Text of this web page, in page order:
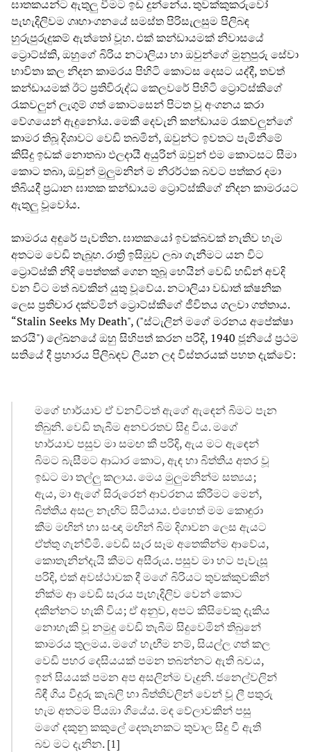
ඝාතකයන්ට ඇතුලු වීමට ඉඩ දුන්නේය. තුවක්කුකරුවෝ
පැහැදිලිවම ගෘහාංගනයේ සමස්ත පිරිසැලසුම පිලිබඳ
හුරුපුරුදුකම් ඇත්තෝ වූහ. එක් කන්ඩායමක් නිවාසයේ
ට්‍රොට්ස්කි, ඔහුගේ බිරිය නටාලියා හා ඔවුන්ගේ මුනුපුරු සේවා
භාවිතා කල නිදන කාමරය පිහිටි කොටස දෙසට යද්දී, තවත්
කන්ඩායමක් ඊට ප්‍රතිවිරුද්ධ කෙලවරේ පිහිටි ට්‍රොට්ස්කිගේ
රැකවලුන් ලැගුම් ගත් කොටසෙන් පිටත වූ අංගනය කරා
වේගයෙන් ඇදුනෝය. මෙකී දෙවැනි කන්ඩායම රැකවලුන්ගේ
කාමර තිබූ දිශාවට වෙඩි තබමින්, ඔවුන්ට ඉවතට පැමිනීමේ
කිසිදු ඉඩක් නොතබා ඵලදායී අයුරින් ඔවුන් එම කොටසට සීමා
කොට තබා, ඔවුන් මුලුමනින් ම නිරර්ථක බවට පත්කර දමා
තිබියදී ප්‍රධාන ඝාතක කන්ඩායම ට්‍රොට්ස්කිගේ නිදන කාමරයට
ඇතුලු වූවෝය.
කාමරය අඳුරේ පැවතින. ඝාතකයෝ ඉවක්බවක් නැතිව හැම
අතටම වෙඩි තැබූහ. රාත්‍රි ඉසිඹුව ලබා ගැනීමට යන විට
ට්‍රොට්ස්කි නිදි පෙත්තක් ගෙන තුබූ හෙයින් වෙඩි හඬින් අවදි
වන විට මත් බවකින් යුතු වූවේය. නටාලියා වඩාත් ක්ෂනික
ලෙස ප්‍රතිචාර දක්වමින් ට්‍රොට්ස්කිගේ ජීවිතය ගලවා ගත්තාය.
“Stalin Seeks My Death", ("ස්ටැලින් මගේ මරනය අපේක්ෂා
කරයි") ලේඛනයේ ඔහු සිහිපත් කරන පරිදි, 1940 ජූනියේ ප්‍රථම
සතියේ දී ප්‍රහාරය පිලිබඳව ලියන ලද විස්තරයක් පහත දැක්වේ:
මගේ භාර්යාව ඒ වනවිටත් ඇගේ ඇඳෙන් බිමට පැන
තිබුනි. වෙඩි තැබීම අනවරතව සිදු විය. මගේ
භාර්යාව පසුව මා සමඟ කී පරිදි, ඇය මට ඇඳෙන්
බිමට බැසීමට ආධාර කොට, ඇඳ හා බිත්තිය අතර වූ
ඉඩට මා තල්ලු කලාය. මෙය මුලුමනින්ම සත්‍යය;
ඇය, මා ඇගේ සිරුරෙන් ආවරනය කිරීමට මෙන්,
බිත්තිය අසල නැඟිට සිටියාය. එහෙත් මම කොඳුරා
කීම මඟින් හා සංඥා මඟින් බිම දිගාවන ලෙස ඇයට
ඒත්තු ගැන්වීමි. වෙඩි සැර සෑම අතෙකින්ම ආවේය,
කොතැනින්දැයි කීමට අසීරුය. පසුව මා හට පැවැසූ
පරිදි, එක් අවස්ථාවක දී මගේ බිරියට තුවක්කුවකින්
නික්ම ආ වෙඩි සැරය පැහැදිලිව වෙන් කොට
දකින්නට හැකි විය; ඒ අනුව, අපට කිසිවෙකු දැකිය
නොහැකි වූ නමුදු වෙඩි තැබීම සිදුවෙමින් තිබුනේ
කාමරය තුලමය. මගේ හැඟීම නම්, සියල්ල ගත් කල
වෙඩි පහර දෙසියයක් පමන තබන්නට ඇති බවය,
ඉන් සියයක් පමන අප අසලින්ම වැදුනි. ජනෙල්වලින්
බිඳී ගිය වීදුරු කැබලි හා බිත්තිවලින් වෙන් වූ ලී පතුරු
හැම අතටම පියඹා ගියේය. මඳ වේලාවකින් පසු
මගේ දකුනු කකුලේ දෙතැනකට තුවාල සිදු වී ඇති
බව මට දැනින. [1]